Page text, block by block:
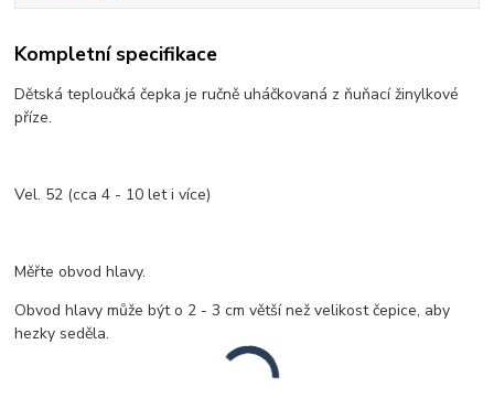
Kompletní specifikace
Dětská teploučká čepka je ručně uháčkovaná z ňuňací žinylkové
příze.
Vel. 52 (cca 4 - 10 let i více)
Měřte obvod hlavy.
Obvod hlavy může být o 2 - 3 cm větší než velikost čepice, aby
hezky seděla.